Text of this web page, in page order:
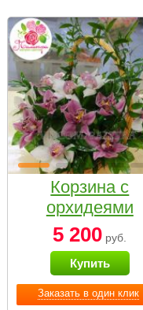
Заказать в один клик
Корзина с
орхидеями
малая
5 200 руб.
Купить